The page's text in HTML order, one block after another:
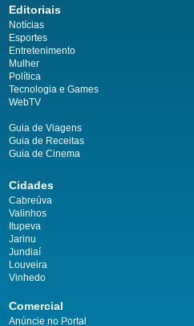
Editoriais
Notícias
Esportes
Entretenimento
Mulher
Política
Tecnologia e Games
WebTV
Guia de Viagens
Guia de Receitas
Guia de Cinema
Cidades
Cabreúva
Valinhos
Itupeva
Jarinu
Jundiaí
Louveira
Vinhedo
Comercial
Anúncie no Portal